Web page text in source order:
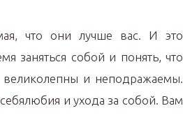
что они лучше вас. И это
заняться собой и понять, что
и неподражаемы.
и ухода за собой. Вам